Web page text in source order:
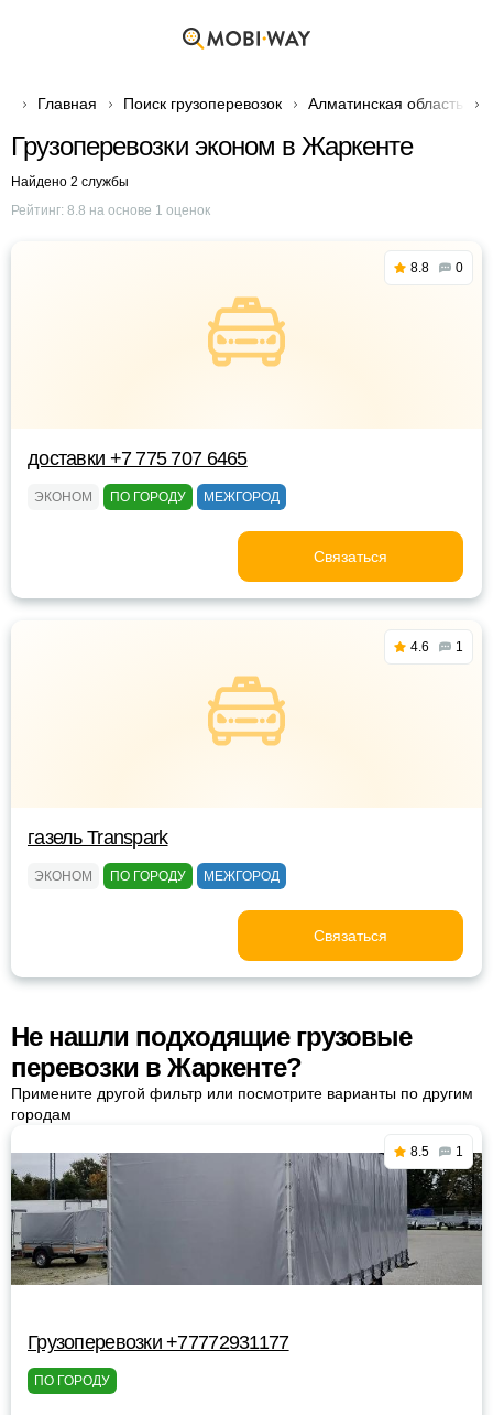
Главная Поиск грузоперевозок Алматинская область
Грузоперевозки эконом в Жаркенте
Найдено 2 службы
Рейтинг: 8.8 на основе 1 оценок
8.8 0
доставки +7 775 707 6465
ЭКОНОМ ПО ГОРОДУ МЕЖГОРОД
Связаться
4.6 1
газель Transpark
ЭКОНОМ ПО ГОРОДУ МЕЖГОРОД
Связаться
Не нашли подходящие грузовые
перевозки в Жаркенте?
Примените другой фильтр или посмотрите варианты по другим
городам
8.5 1
Грузоперевозки +77772931177
ПО ГОРОДУ